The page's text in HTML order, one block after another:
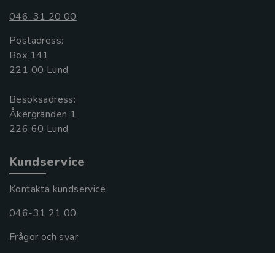
046-31 20 00
Postadress:
Box 141
221 00 Lund
Besöksadress:
Åkergränden 1
Kundservice
Kontakta kundservice
046-31 21 00
Frågor och svar